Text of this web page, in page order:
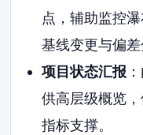
点，辅助监控
基线变更与偏差
项目状态汇报
供高层级概览
指标支撑。